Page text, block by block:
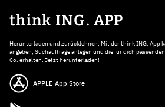
think ING. APP
Herunterladen und zurücklehnen: Mit der think ING. App
angeben, Suchaufträge anlegen und die für dich
Co. erhalten. Jetzt herunterladen!
APPLE App Store